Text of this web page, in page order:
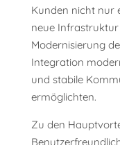
Kunden nicht nur
neue
Modernisierung
Integration
und stabile
ermöglichten.
Zu den